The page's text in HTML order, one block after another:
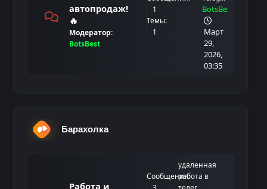
автопродаж!
🔥
Модератор:
BotsBest
1
Темы:
1
BotsBest
Март
29,
2026,
03:35
Барахолка
Работа и
Сообщения:
удаленная
работа в